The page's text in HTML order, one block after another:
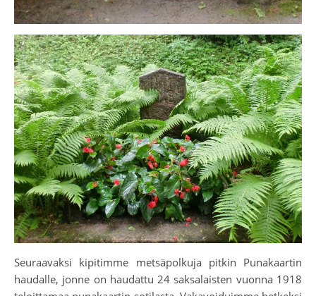
Seuraavaksi kipitimme metsäpolkuja pitkin Punakaartin
haudalle, jonne on haudattu 24 saksalaisten vuonna 1918